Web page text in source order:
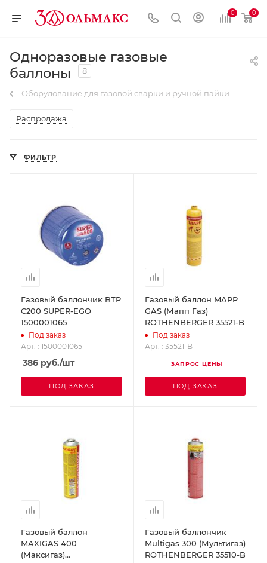
0 0
Одноразовые газовые
баллоны
8
Оборудование для газовой сварки и ручной пайки
Распродажа
ФИЛЬТР
Газовый баллончик BTP
C200 SUPER-EGO
1500001065
Под заказ
Арт. : 1500001065
386 руб./шт
ПОД ЗАКАЗ
Газовый баллон MAPP
GAS (Мапп Газ)
ROTHENBERGER 35521-B
Под заказ
Арт. : 35521-B
ЗАПРОС ЦЕНЫ
ПОД ЗАКАЗ
Газовый баллон
MAXIGAS 400
(Максигаз)
Газовый баллончик
Multigas 300 (Мультигаз)
ROTHENBERGER 35510-B